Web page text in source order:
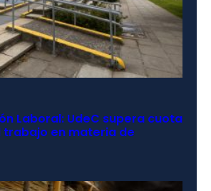
Laboral: UdeC supera cuota
trabajo en materia de